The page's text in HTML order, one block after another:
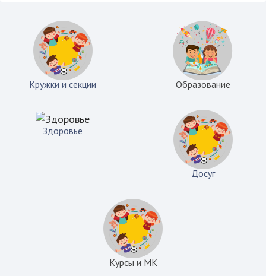
Кружки и секции Образование
Здоровье
Досуг
Курсы и МК